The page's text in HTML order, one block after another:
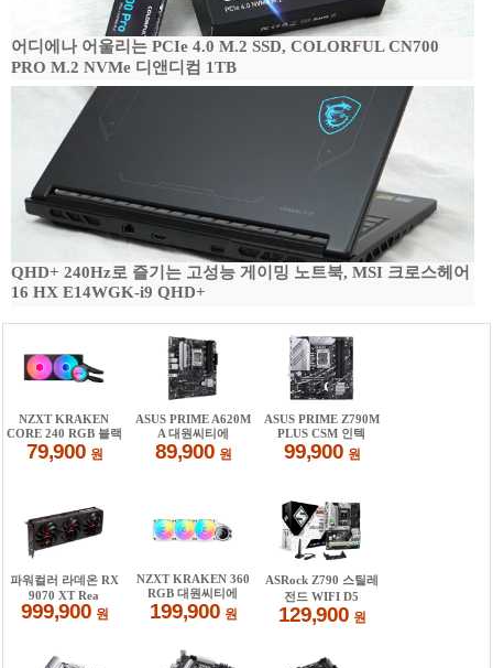
어디에나 어울리는 PCIe 4.0 M.2 SSD, COLORFUL CN700
PRO M.2 NVMe 디앤디컴 1TB
QHD+ 240Hz로 즐기는 고성능 게이밍 노트북, MSI 크로스헤어
16 HX E14WGK-i9 QHD+